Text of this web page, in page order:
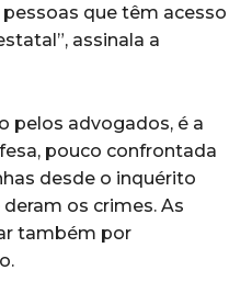
que têm acesso
assinala a
pelos advogados, é a
pouco confrontada
desde o inquérito
os crimes. As
também por